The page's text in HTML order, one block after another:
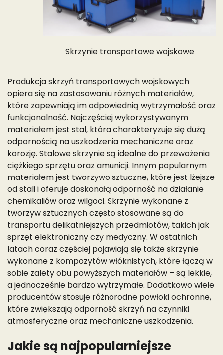
Skrzynie transportowe wojskowe
Produkcja skrzyń transportowych wojskowych
opiera się na zastosowaniu różnych materiałów,
które zapewniają im odpowiednią wytrzymałość oraz
funkcjonalność. Najczęściej wykorzystywanym
materiałem jest stal, która charakteryzuje się dużą
odpornością na uszkodzenia mechaniczne oraz
korozję. Stalowe skrzynie są idealne do przewożenia
ciężkiego sprzętu oraz amunicji. Innym popularnym
materiałem jest tworzywo sztuczne, które jest lżejsze
od stali i oferuje doskonałą odporność na działanie
chemikaliów oraz wilgoci. Skrzynie wykonane z
tworzyw sztucznych często stosowane są do
transportu delikatniejszych przedmiotów, takich jak
sprzęt elektroniczny czy medyczny. W ostatnich
latach coraz częściej pojawiają się także skrzynie
wykonane z kompozytów włóknistych, które łączą w
sobie zalety obu powyższych materiałów – są lekkie,
a jednocześnie bardzo wytrzymałe. Dodatkowo wiele
producentów stosuje różnorodne powłoki ochronne,
które zwiększają odporność skrzyń na czynniki
atmosferyczne oraz mechaniczne uszkodzenia.
Jakie są najpopularniejsze